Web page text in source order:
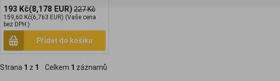
193 Kč(8,178 EUR)227 Kč
159,60 Kč(6,763 EUR) (Vaše cena
bez DPH:)
Přidat do košíku
Strana 1 z 1 Celkem 1 záznamů